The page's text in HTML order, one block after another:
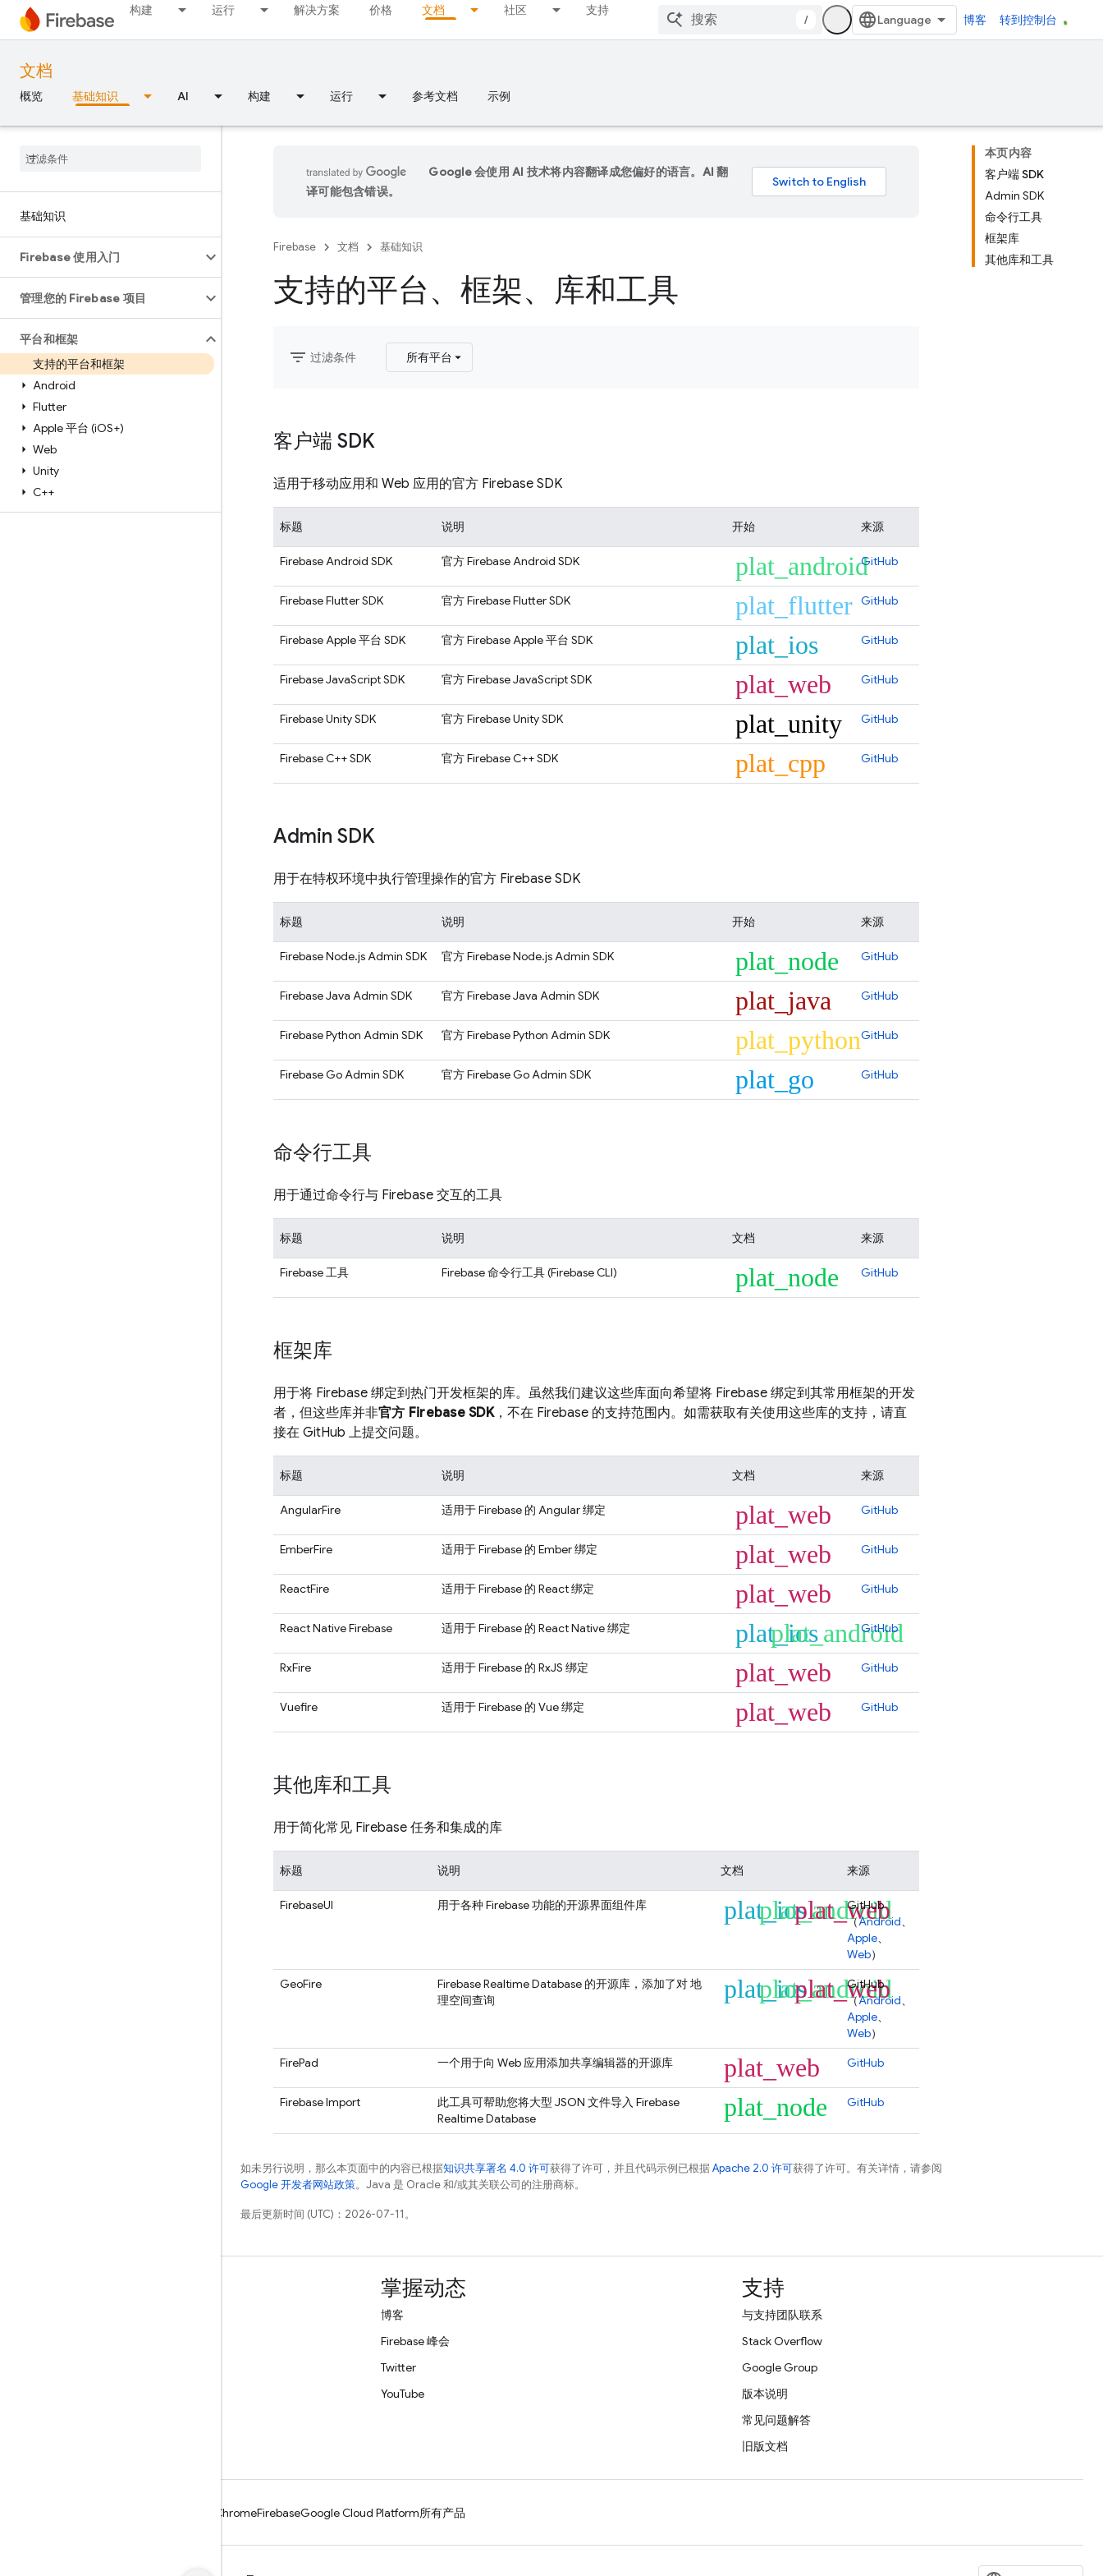
构建 运行 解决方案 价格 文档 社区 支持
/ 博客 转到控制台
文档
概览 基础知识 AI 构建 运行 参考文档 示例
基础知识
Firebase 使用入门
管理您的 Firebase 项目
平台和框架
支持的平台和框架
Android
Flutter
Apple 平台 (iOS+)
Web
Unity
C++
本页内容
客户端 SDK
Admin SDK
命令行工具
框架库
其他库和工具
Google 会使用 AI 技术将内容翻译成您偏好的语言。AI 翻
译可能包含错误。
Firebase 文档 基础知识
支持的平台、框架、库和工具
filter_list 过滤条件 所有平台
客户端 SDK
适用于移动应用和 Web 应用的官方 Firebase SDK
标题 说明 开始 来源
Firebase Android SDK 官方 Firebase Android SDK plat_androidGitHub
Firebase Flutter SDK 官方 Firebase Flutter SDK plat_flutter GitHub
Firebase Apple 平台 SDK 官方 Firebase Apple 平台 SDK plat_ios GitHub
Firebase JavaScript SDK 官方 Firebase JavaScript SDK plat_web GitHub
Firebase Unity SDK 官方 Firebase Unity SDK plat_unity GitHub
Firebase C++ SDK 官方 Firebase C++ SDK plat_cpp GitHub
Admin SDK
用于在特权环境中执行管理操作的官方 Firebase SDK
标题 说明 开始 来源
Firebase Node.js Admin SDK 官方 Firebase Node.js Admin SDK plat_node GitHub
Firebase Java Admin SDK 官方 Firebase Java Admin SDK plat_java GitHub
Firebase Python Admin SDK 官方 Firebase Python Admin SDK plat_pythonGitHub
Firebase Go Admin SDK 官方 Firebase Go Admin SDK plat_go GitHub
命令行工具
用于通过命令行与 Firebase 交互的工具
标题 说明 文档 来源
Firebase 工具 Firebase 命令行工具 (FirebaseCLI) plat_node GitHub
框架库
用于将 Firebase 绑定到热门开发框架的库。虽然我们建议这些库面向希望将 Firebase 绑定到其常用框架的开发
者，但这些库并非官方 Firebase SDK，不在 Firebase 的支持范围内。如需获取有关使用这些库的支持，请直
接在 GitHub 上提交问题。
标题 说明 文档 来源
AngularFire 适用于 Firebase 的 Angular 绑定 plat_web GitHub
EmberFire 适用于 Firebase 的 Ember 绑定 plat_web GitHub
ReactFire 适用于 Firebase 的 React 绑定 plat_web GitHub
React Native Firebase 适用于 Firebase 的 React Native 绑定 plat_ios
plat_android
GitHub
RxFire 适用于 Firebase 的 RxJS 绑定 plat_web GitHub
Vuefire 适用于 Firebase 的 Vue 绑定 plat_web GitHub
其他库和工具
用于简化常见 Firebase 任务和集成的库
标题 说明 文档 来源
FirebaseUI 用于各种 Firebase 功能的开源界面组件库 plat_ios
plat_android
plat_web
GitHub
（Android、
Apple、
Web）
GeoFire
Firebase Realtime Database 的开源库，添加了对 地
理空间查询
plat_ios
plat_android
plat_web
GitHub
（Android、
Apple、
Web）
FirePad
一个用于向 Web 应用添加共享编辑器的开源库 plat_web GitHub
Firebase Import 此工具可帮助您将大型 JSON 文件导入 Firebase
Realtime Database
plat_node GitHub
如未另行说明，那么本页面中的内容已根据知识共享署名 4.0 许可获得了许可，并且代码示例已根据Apache 2.0 许可获得了许可。有关详情，请参阅
Google 开发者网站政策。Java 是 Oracle 和/或其关联公司的注册商标。
最后更新时间 (UTC)：2026-07-11。
掌握动态
博客
Firebase 峰会
Twitter
YouTube
支持
与支持团队联系
Stack Overflow
Google Group
版本说明
常见问题解答
旧版文档
ChromeFirebaseGoogle Cloud Platform所有产品